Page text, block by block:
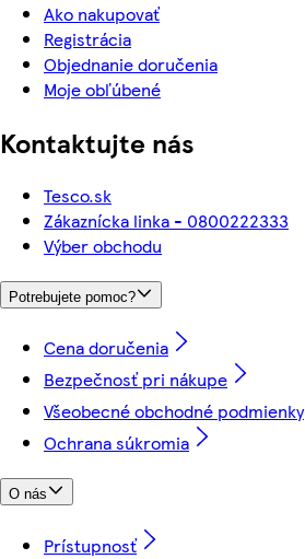
Ako nakupovať
Registrácia
Objednanie doručenia
Moje obľúbené
Kontaktujte nás
Tesco.sk
Zákaznícka linka - 0800222333
Výber obchodu
Potrebujete pomoc?
Cena doručenia
Bezpečnosť pri nákupe
Všeobecné obchodné podmienky
Ochrana súkromia
O nás
Prístupnosť